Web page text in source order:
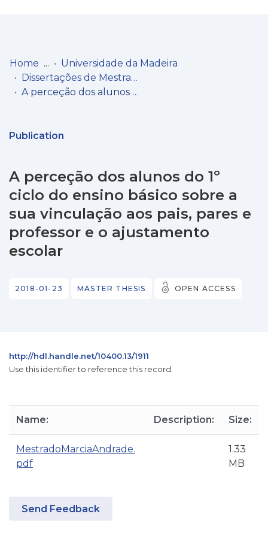
Communities
Statistics
Home
Universidade da Madeira
Dissertações de Mestrado
A perceção dos alunos do 1º ciclo do ensino básico sobre a sua vinculação aos pais, pares e professor e o ajustamento escolar
Publication
A perceção dos alunos do 1º
ciclo do ensino básico sobre a
sua vinculação aos pais, pares e
professor e o ajustamento
escolar
2018-01-23 MASTER THESIS OPEN ACCESS
http://hdl.handle.net/10400.13/1911
Use this identifier to reference this record.
Name: Description: Size:
MestradoMarciaAndrade.
pdf
1.33
MB
Send Feedback